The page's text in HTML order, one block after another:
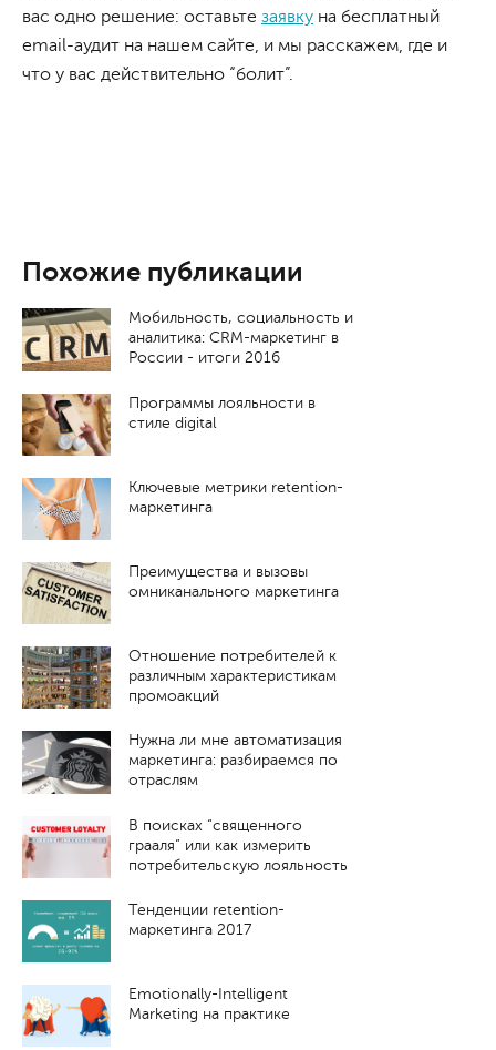
вас одно решение: оставьте заявку на бесплатный
email-аудит на нашем сайте, и мы расскажем, где и
что у вас действительно “болит”.
Похожие публикации
Мобильность, социальность и
аналитика: CRM-маркетинг в
России - итоги 2016
Программы лояльности в
стиле digital
Ключевые метрики retention-
маркетинга
Преимущества и вызовы
омниканального маркетинга
Отношение потребителей к
различным характеристикам
промоакций
Нужна ли мне автоматизация
маркетинга: разбираемся по
отраслям
В поисках “священного
грааля” или как измерить
потребительскую лояльность
Тенденции retention-
маркетинга 2017
Emotionally-Intelligent
Marketing на практике